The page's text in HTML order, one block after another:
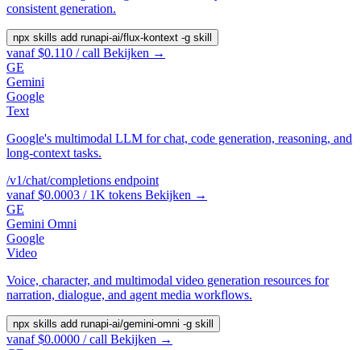
consistent generation.
npx skills add runapi-ai/flux-kontext -g skill
vanaf $0.110 / call Bekijken →
GE
Gemini
Google
Text
Google's multimodal LLM for chat, code generation, reasoning, and
long-context tasks.
/v1/chat/completions endpoint
vanaf $0.0003 / 1K tokens Bekijken →
GE
Gemini Omni
Google
Video
Voice, character, and multimodal video generation resources for
narration, dialogue, and agent media workflows.
npx skills add runapi-ai/gemini-omni -g skill
vanaf $0.0000 / call Bekijken →